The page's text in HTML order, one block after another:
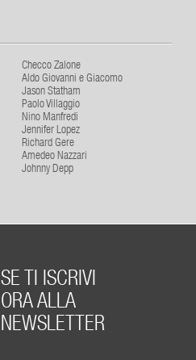
Checco Zalone
Aldo Giovanni e Giacomo
Jason Statham
Paolo Villaggio
Nino Manfredi
Jennifer Lopez
Richard Gere
Amedeo Nazzari
Johnny Depp
SE TI ISCRIVI
ORA ALLA
NEWSLETTER